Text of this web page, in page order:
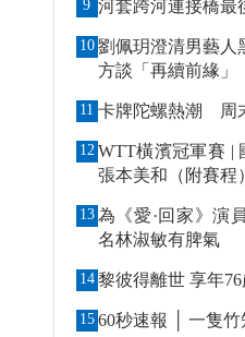
9
10 劉佩玥澄清男藝人黑名單非
方談「再續前緣」
11 卡牌陀螺熱潮 周
12 WTT橫濱冠軍賽
張本美和（附賽程）
13 為《愛·回家》演員「友
名林淑敏有脾氣
14 黎彼得離世 享
15 60秒速報 │ 一隻